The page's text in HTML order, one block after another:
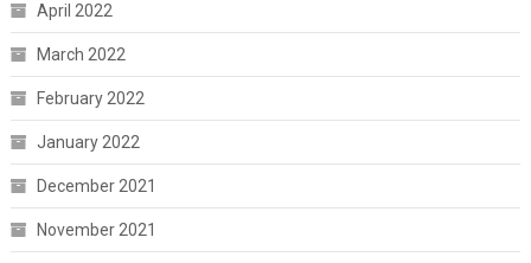
April 2022
March 2022
February 2022
January 2022
December 2021
November 2021